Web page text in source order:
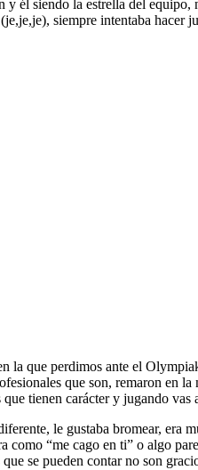
y él siendo la estrella del
siempre intentaba hacer
la que perdimos ante el
que son, remaron en
tienen carácter y jugando
le gustaba bromear, era
como “me cago en ti” o algo
se pueden contar no son